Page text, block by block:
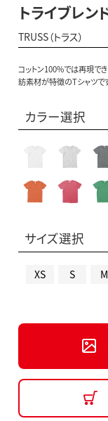
トライブレン
TRUSS（トラス）
コットン100%では再現で
紡素材が特徴のTシャツで
カラー選択
サイズ選択
XS S M